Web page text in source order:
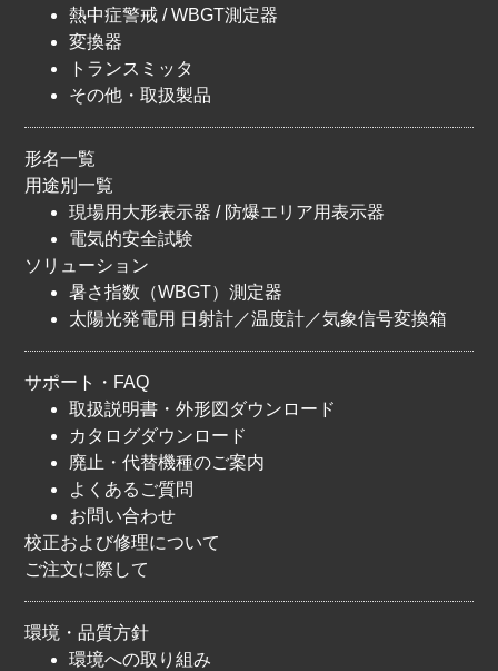
熱中症警戒 / WBGT測定器
変換器
トランスミッタ
その他・取扱製品
形名一覧
用途別一覧
現場用大形表示器 / 防爆エリア用表示器
電気的安全試験
ソリューション
暑さ指数（WBGT）測定器
太陽光発電用 日射計／温度計／気象信号変換箱
サポート・FAQ
取扱説明書・外形図ダウンロード
カタログダウンロード
廃止・代替機種のご案内
よくあるご質問
お問い合わせ
校正および修理について
ご注文に際して
環境・品質方針
環境への取り組み